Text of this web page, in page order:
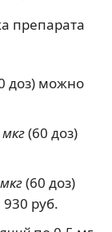
препарата
доз) можно
(60 доз)
(60 доз)
руб.